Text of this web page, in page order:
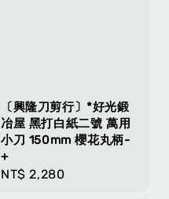
〔興隆刀剪行〕*好光鍛
冶屋 黑打白紙二號 萬用
小刀 150mm 櫻花丸柄-
+
Regular
NT$ 2,280